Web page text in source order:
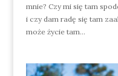
mnie? Czy mi się tam
i czy dam radę się tam
może życie tam...